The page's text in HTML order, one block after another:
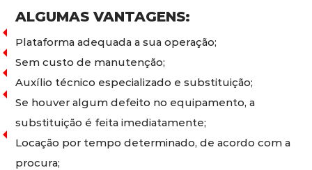
ALGUMAS VANTAGENS:
Plataforma adequada a sua operação;
Sem custo de manutenção;
Auxílio técnico especializado e substituição;
Se houver algum defeito no equipamento, a
substituição é feita imediatamente;
Locação por tempo determinado, de acordo com a
procura;